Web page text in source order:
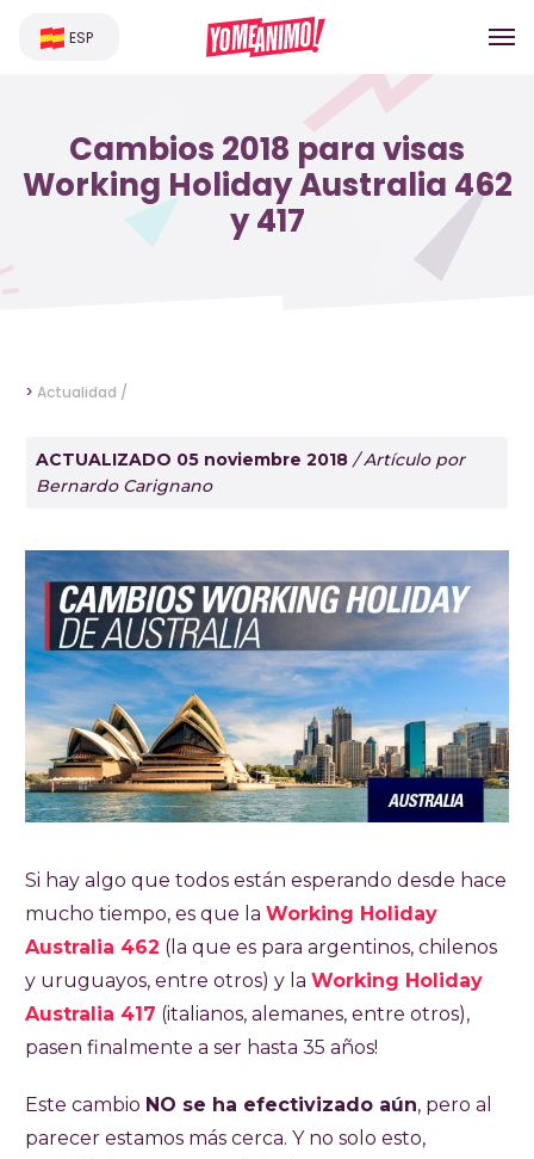
ESP
Cambios 2018 para visas
Working Holiday Australia 462
y 417
> Actualidad /
ACTUALIZADO 05 noviembre 2018 / Artículo por
Bernardo Carignano
Si hay algo que todos están esperando desde hace
mucho tiempo, es que la Working Holiday
Australia 462 (la que es para argentinos, chilenos
y uruguayos, entre otros) y la Working Holiday
Australia 417 (italianos, alemanes, entre otros),
pasen finalmente a ser hasta 35 años!
Este cambio NO se ha efectivizado aún, pero al
parecer estamos más cerca. Y no solo esto,